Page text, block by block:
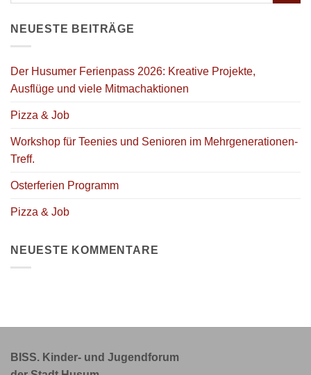
NEUESTE BEITRÄGE
Der Husumer Ferienpass 2026: Kreative Projekte,
Ausflüge und viele Mitmachaktionen
Pizza & Job
Workshop für Teenies und Senioren im Mehrgenerationen-
Treff.
Osterferien Programm
Pizza & Job
NEUESTE KOMMENTARE
BISS. Kinder- und Jugendforum